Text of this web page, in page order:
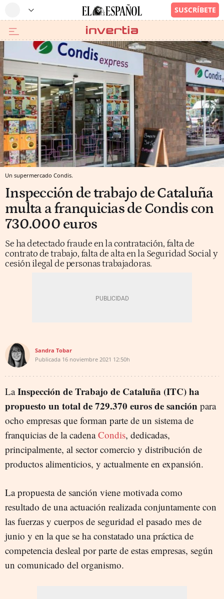
Un supermercado Condis.
Inspección de trabajo de Cataluña
multa a franquicias de Condis con
730.000 euros
Se ha detectado fraude en la contratación, falta de
contrato de trabajo, falta de alta en la Seguridad Social y
cesión ilegal de personas trabajadoras.
Sandra Tobar
Publicada 16 noviembre 2021 12:50h
LaInspección de Trabajo de Cataluña (ITC) ha
propuesto un total de 729.370 euros de sanción para
ocho empresas que forman parte de un sistema de
franquicias de la cadenaCondis, dedicadas,
principalmente, al sector comercio y distribución de
productos alimenticios, y actualmente en expansión.
La propuesta de sanción viene motivada como
resultado de una actuación realizada conjuntamente con
las fuerzas y cuerpos de seguridad el pasado mes de
junio y en la que se ha constatado una práctica de
competencia desleal por parte de estas empresas, según
un comunicado del organismo.